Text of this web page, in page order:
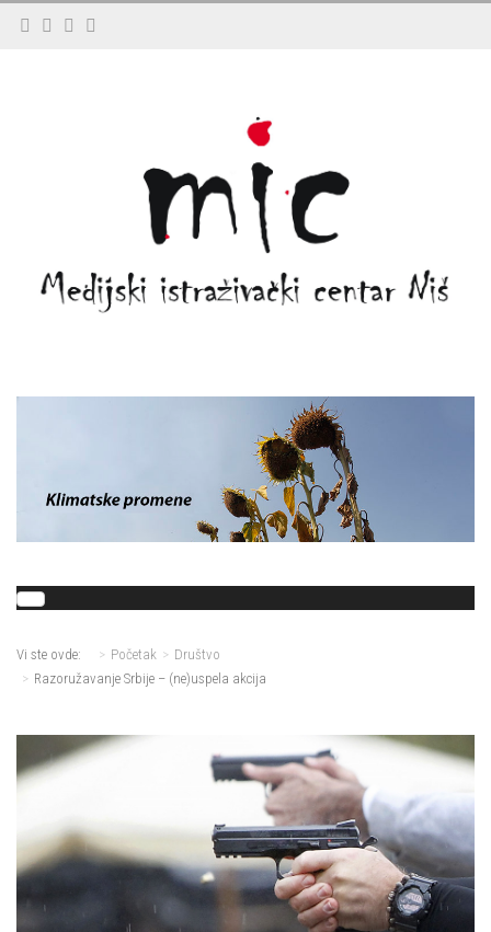
Vi ste ovde: Početak
Društvo
Razoružavanje Srbije – (ne)uspela akcija